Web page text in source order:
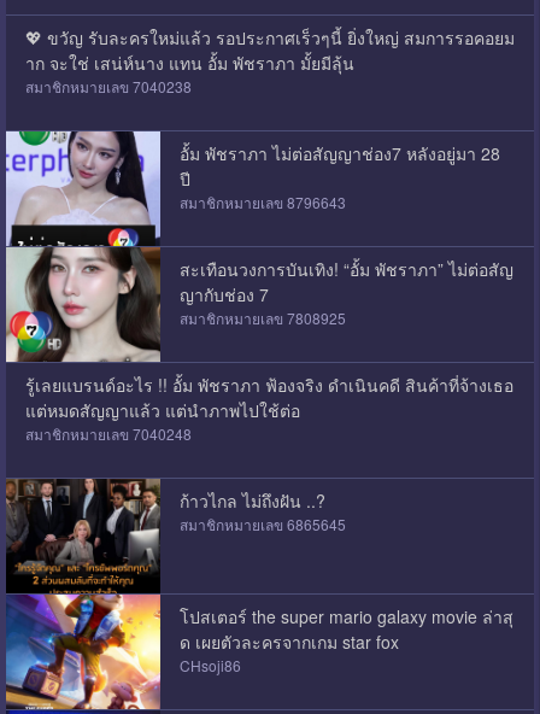
💖 ขวัญ รับละครใหม่แล้ว รอประกาศเร็วๆนี้ ยิ่งใหญ่ สมการรอคอยม
าก จะใช่ เสน่ห์นาง แทน อั้ม พัชราภา มั้ยมีลุ้น
สมาชิกหมายเลข 7040238
อั้ม พัชราภา ไม่ต่อสัญญาช่อง7 หลังอยู่มา 28
ปี
สมาชิกหมายเลข 8796643
สะเทือนวงการบันเทิง! “อั้ม พัชราภา” ไม่ต่อสัญ
ญากับช่อง 7
สมาชิกหมายเลข 7808925
รู้เลยแบรนด์อะไร !! อั้ม พัชราภา ฟ้องจริง ดำเนินคดี สินค้าที่จ้างเธอ
แต่หมดสัญญาแล้ว แต่นำภาพไปใช้ต่อ
สมาชิกหมายเลข 7040248
ก้าวไกล ไม่ถึงฝัน ..?
สมาชิกหมายเลข 6865645
โปสเตอร์ the super mario galaxy movie ล่าสุ
ด เผยตัวละครจากเกม star fox
CHsoji86